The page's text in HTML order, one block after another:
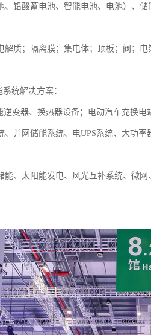
、铅酸蓄电池、智能电池、电池）、
解质；隔离膜；集电体；顶板；阀；
统解决方案：
逆变器、换热器设备；电动汽车充换
并网储能系统、电UPS系统、大功率
能、太阳能发电、风光互补系统、微